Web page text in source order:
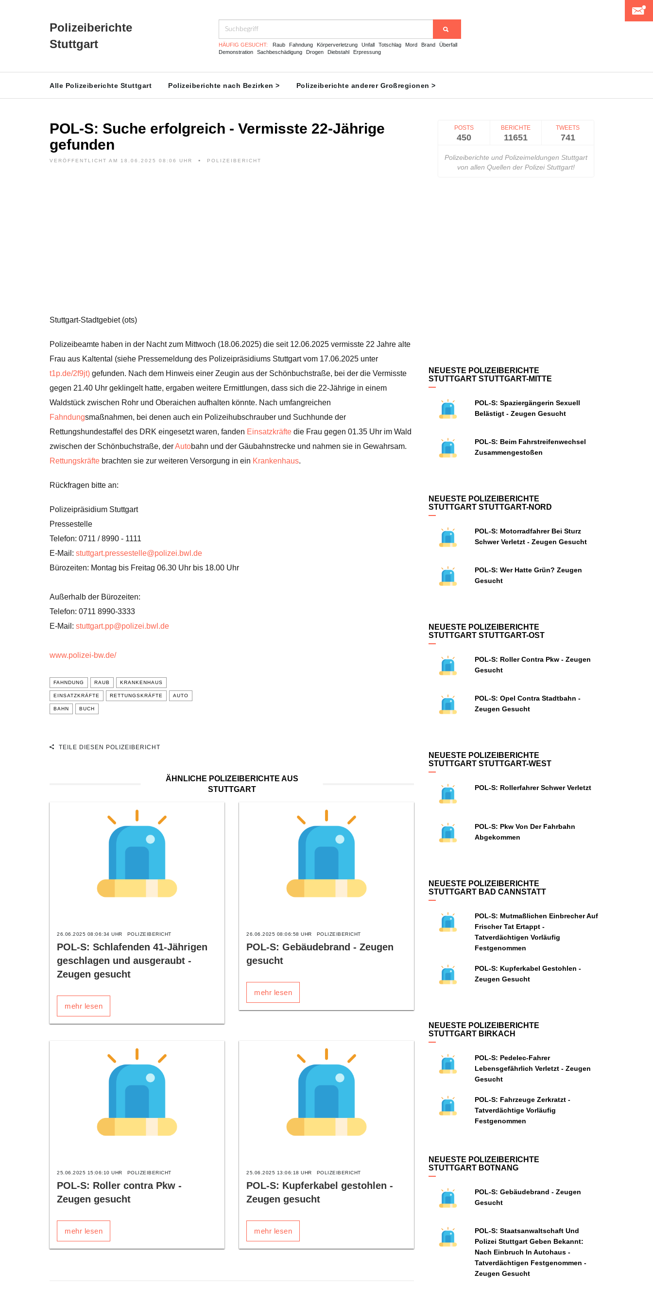
Polizeiberichte
Stuttgart
HÄUFIG GESUCHT: Raub Fahndung Körperverletzung Unfall Totschlag Mord Brand
Überfall
Demonstration
Sachbeschädigung Drogen Diebstahl Erpressung
Alle Polizeiberichte Stuttgart Polizeiberichte nach Bezirken > Polizeiberichte anderer Großregionen >
POL-S: Suche erfolgreich - Vermisste 22-Jährige
gefunden
VERÖFFENTLICHT AM 18.06.2025 08:06 UHR POLIZEIBERICHT
Stuttgart-Stadtgebiet (ots)
Polizeibeamte haben in der Nacht zum Mittwoch (18.06.2025) die seit 12.06.2025 vermisste 22 Jahre alte
Frau aus Kaltental (siehe Pressemeldung des Polizeipräsidiums Stuttgart vom 17.06.2025 unter
t1p.de/2f9jt) gefunden. Nach dem Hinweis einer Zeugin aus der Schönbuchstraße, bei der die Vermisste
gegen 21.40 Uhr geklingelt hatte, ergaben weitere Ermittlungen, dass sich die 22-Jährige in einem
Waldstück zwischen Rohr und Oberaichen aufhalten könnte. Nach umfangreichen
Fahndungsmaßnahmen, bei denen auch ein Polizeihubschrauber und Suchhunde der
Rettungshundestaffel des DRK eingesetzt waren, fanden Einsatzkräfte die Frau gegen 01.35 Uhr im Wald
zwischen der Schönbuchstraße, derAutobahn und der Gäubahnstrecke und nahmen sie in Gewahrsam.
Rettungskräfte brachten sie zur weiteren Versorgung in ein Krankenhaus.
Rückfragen bitte an:
Polizeipräsidium Stuttgart
Pressestelle
Telefon: 0711 / 8990 - 1111
E-Mail: stuttgart.pressestelle@polizei.bwl.de
Bürozeiten: Montag bis Freitag 06.30 Uhr bis 18.00 Uhr
Außerhalb der Bürozeiten:
Telefon: 0711 8990-3333
E-Mail: stuttgart.pp@polizei.bwl.de
www.polizei-bw.de/
FAHNDUNG RAUB KRANKENHAUS
EINSATZKRÄFTE RETTUNGSKRÄFTE AUTO
BAHN BUCH
TEILE DIESEN POLIZEIBERICHT
ÄHNLICHE POLIZEIBERICHTE AUS
STUTTGART
26.06.2025 08:06:34 UHR POLIZEIBERICHT
POL-S: Schlafenden 41-Jährigen
geschlagen und ausgeraubt -
Zeugen gesucht
mehr lesen
26.06.2025 08:06:58 UHR POLIZEIBERICHT
POL-S: Gebäudebrand - Zeugen
gesucht
mehr lesen
25.06.2025 15:06:10 UHR POLIZEIBERICHT
POL-S: Roller contra Pkw -
Zeugen gesucht
mehr lesen
25.06.2025 13:06:18 UHR POLIZEIBERICHT
POL-S: Kupferkabel gestohlen -
Zeugen gesucht
mehr lesen
POSTS
450
BERICHTE
11651
TWEETS
741
Polizeiberichte und Polizeimeldungen Stuttgart
von allen Quellen der Polizei Stuttgart!
NEUESTE POLIZEIBERICHTE
STUTTGART STUTTGART-MITTE
POL-S: Spaziergängerin Sexuell
Belästigt - Zeugen Gesucht
POL-S: Beim Fahrstreifenwechsel
Zusammengestoßen
NEUESTE POLIZEIBERICHTE
STUTTGART STUTTGART-NORD
POL-S: Motorradfahrer Bei Sturz
Schwer Verletzt - Zeugen Gesucht
POL-S: Wer Hatte Grün? Zeugen
Gesucht
NEUESTE POLIZEIBERICHTE
STUTTGART STUTTGART-OST
POL-S: Roller Contra Pkw - Zeugen
Gesucht
POL-S: Opel Contra Stadtbahn -
Zeugen Gesucht
NEUESTE POLIZEIBERICHTE
STUTTGART STUTTGART-WEST
POL-S: Rollerfahrer Schwer Verletzt
POL-S: Pkw Von Der Fahrbahn
Abgekommen
NEUESTE POLIZEIBERICHTE
STUTTGART BAD CANNSTATT
POL-S: Mutmaßlichen Einbrecher Auf
Frischer Tat Ertappt -
Tatverdächtigen Vorläufig
Festgenommen
POL-S: Kupferkabel Gestohlen -
Zeugen Gesucht
NEUESTE POLIZEIBERICHTE
STUTTGART BIRKACH
POL-S: Pedelec-Fahrer
Lebensgefährlich Verletzt - Zeugen
Gesucht
POL-S: Fahrzeuge Zerkratzt -
Tatverdächtige Vorläufig
Festgenommen
NEUESTE POLIZEIBERICHTE
STUTTGART BOTNANG
POL-S: Gebäudebrand - Zeugen
Gesucht
POL-S: Staatsanwaltschaft Und
Polizei Stuttgart Geben Bekannt:
Nach Einbruch In Autohaus -
Tatverdächtigen Festgenommen -
Zeugen Gesucht